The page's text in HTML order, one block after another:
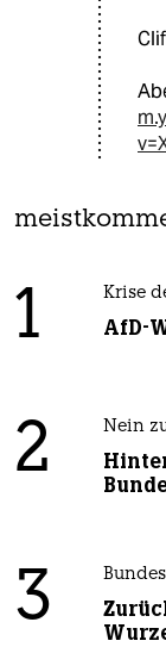
1 Krise
AfD-
2 Nein
3